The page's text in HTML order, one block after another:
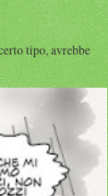
tipo, avrebbe